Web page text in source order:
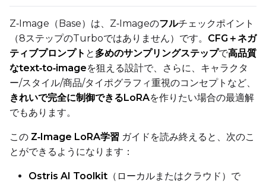
qfloat8 (default)
Compile Options
ToggleCompile Model
Compile Model
TARGET
LoRA
Z‑Image（Base）は、Z‑Imageのフルチェックポイント
（8ステップのTurboではありません）です。 CFG＋ネガ
ティブプロンプト と 多めのサンプリングステップで高品質
なtext‑to‑imageを狙える設計で、さらに、キャラクタ
ー/スタイル/商品/タイポグラフィ重視のコンセプトなど、
きれいで完全に制御できるLoRAを作りたい場合の最適解
でもあります。
この Z‑Image LoRA学習 ガイドを読み終えると、次のこ
とができるようになります：
Ostris AI Toolkit （ローカルまたはクラウド）で